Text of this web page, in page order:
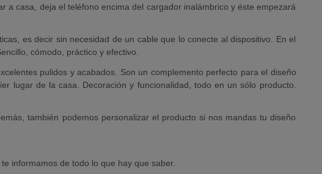
a casa, deja el teléfono encima del cargador inalámbrico y éste empezará
es decir sin necesidad de un cable que lo conecte al dispositivo. En el
cómodo, práctico y efectivo.
pulidos y acabados. Son un complemento perfecto para el diseño
lugar de la casa. Decoración y funcionalidad, todo en un sólo producto.
también podemos personalizar el producto si nos mandas tu diseño
informamos de todo lo que hay que saber.